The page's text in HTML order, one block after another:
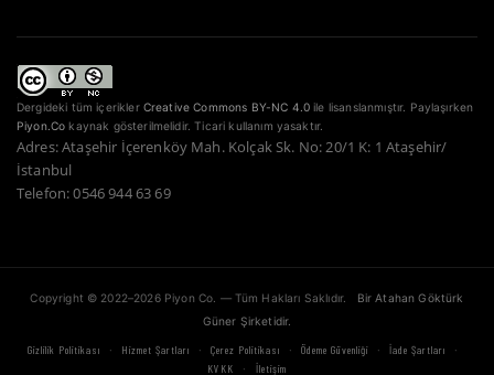
Dergideki tüm içerikler Creative Commons BY-NC 4.0 ile lisanslanmıştır. Paylaşırken
Piyon.Co kaynak gösterilmelidir. Ticari kullanım yasaktır.
Adres: Ataşehir İçerenköy Mah. Kolçak Sk. No: 20/1 K: 1 Ataşehir/
İstanbul
Telefon: 0546 944 63 69
Copyright © 2022–2026 Piyon Co. — Tüm Hakları Saklıdır.
Bir Atahan Göktürk
Güner Şirketidir.
Gizlilik Politikası · Hizmet Şartları · Çerez Politikası · Ödeme Güvenliği · İade Şartları ·
KVKK · İletişim